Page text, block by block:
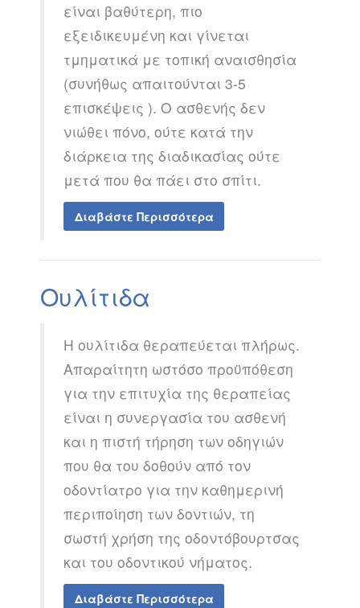
είναι βαθύτερη, πιο
εξειδικευμένη και γίνεται
τμηματικά με τοπική αναισθησία
(συνήθως απαιτούνται 3-5
επισκέψεις ). Ο ασθενής δεν
νιώθει πόνο, ούτε κατά την
διάρκεια της διαδικασίας ούτε
μετά που θα πάει στο σπίτι.
Διαβάστε Περισσότερα
Ουλίτιδα
Η ουλίτιδα θεραπεύεται πλήρως.
Απαραίτητη ωστόσο προϋπόθεση
για την επιτυχία της θεραπείας
είναι η συνεργασία του ασθενή
και η πιστή τήρηση των οδηγιών
που θα του δοθούν από τον
οδοντίατρο για την καθημερινή
περιποίηση των δοντιών, τη
σωστή χρήση της οδοντόβουρτσας
και του οδοντικού νήματος.
Διαβάστε Περισσότερα